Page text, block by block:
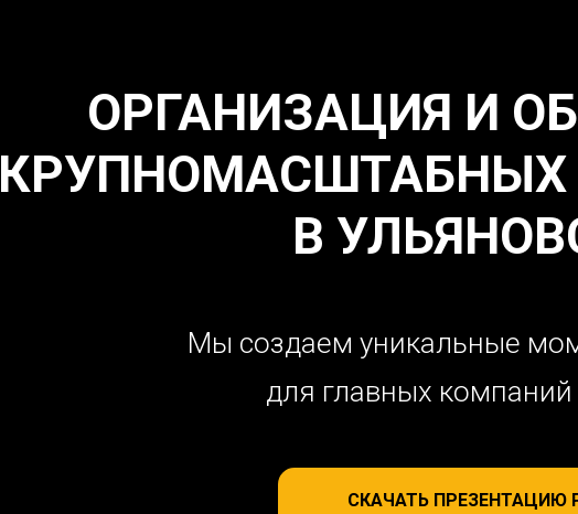
ОРГАНИЗАЦИЯ И
КРУПНОМАСШТАБНЫХ
В
Мы создаем уникальные
для главных компаний
СКАЧАТЬ ПРЕЗЕНТАЦИЮ